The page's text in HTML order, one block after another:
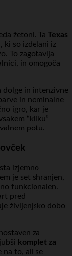
žetoni. Ta Texas
ki so izdelani iz
To zagotavlja
in omogoča
dolge in intenzivne
in nominalne
igro, kar je
“kliku”
potu.
izjemno
je set shranjen,
funkcionalen.
pred
življenjsko dobo
za
komplet za
na to, ali se